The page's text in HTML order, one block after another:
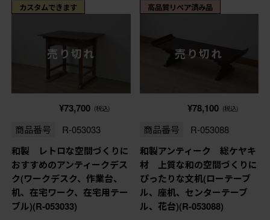
カスタムできます
売り切れ
¥73,700 (税込)
商品番号 R-053033
和製 レトロな空間づくりに
おすすめのアンティークデス
ク(ワークデスク、作業台、
机、在宅ワーク、在宅用テー
ブル)(R-053033)
高品質リペア済み品
売り切れ
¥78,100 (税込)
商品番号 R-053088
和製アンティーク 総ケヤキ
材 上質な和の空間づくりに
ぴったりな文机(ローテーブ
ル、座机、センターテーブ
ル、花台)(R-053088)